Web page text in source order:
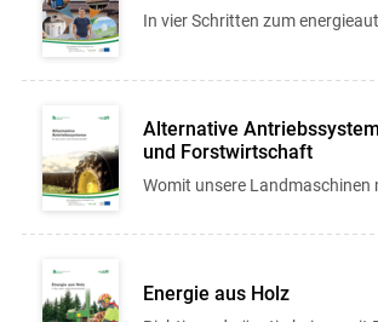
In vier Schritten zum
Alternative
und Forstwirtschaft
Womit unsere Landmaschinen
Energie aus Holz